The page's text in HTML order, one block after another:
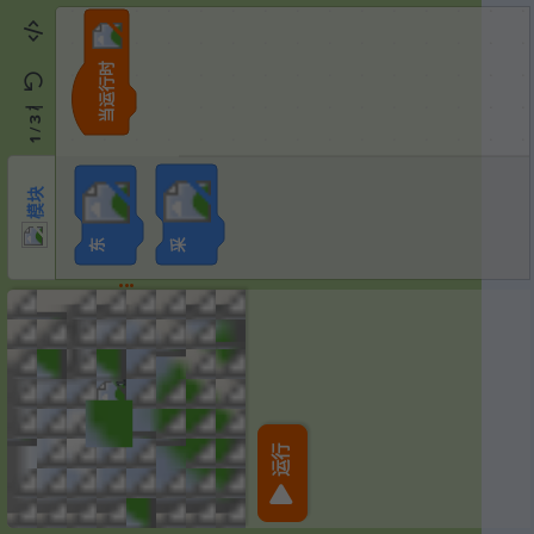
1
运行
模块
1
/
3
模块
东 采
当运行时